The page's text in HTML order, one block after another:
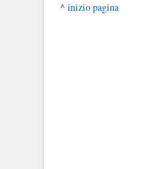
^ inizio pagina